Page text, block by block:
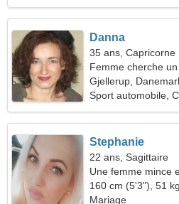
Danna
35 ans, Capricorne
Femme cherche
Gjellerup,
Sport automobile,
Stephanie
22 ans, Sagittaire
Une femme mince
relation amoureuse
160 cm (5'3"), 51
Mariage